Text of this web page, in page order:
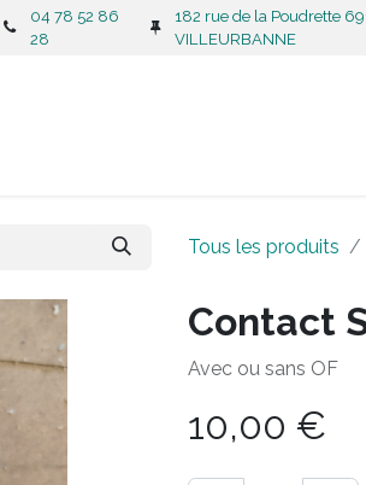
04 78 52 86
28
182 rue de la Poudrette
VILLEURBANNE
Tous les produits
Contact
Avec ou sans OF
10,00 €